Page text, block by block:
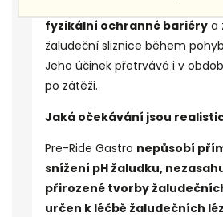
fyzikální ochranné bariéry a
žaludeční sliznice během
Jeho účinek přetrvává i v
po zátěži.
Jaká očekávání jsou
Pre-Ride Gastro nepůsobí
snížení pH žaludku,
přirozené tvorby
určen k léčbě žaludečních